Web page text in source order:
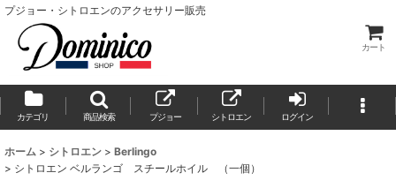
プジョー・シトロエンのアクセサリー販売
カート
カテゴリ 商品検索 プジョー シトロエン ログイン
ホーム > シトロエン > Berlingo
> シトロエン ベルランゴ スチールホイル （一個）